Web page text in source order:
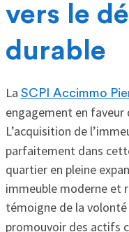
vers le
durable
La SCPI Accimmo
engagement en
L’acquisition de
parfaitement dans
quartier en pleine
immeuble moderne et
témoigne de la
promouvoir des actifs